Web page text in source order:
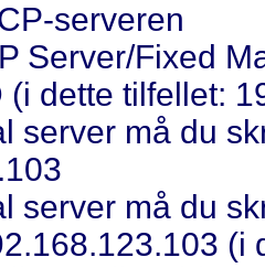
serveren
Server/Fixed
(i dette tilfellet:
server må du
server må du
(i